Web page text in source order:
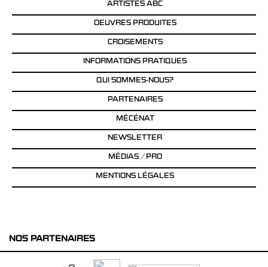
ARTISTES ABC
OEUVRES PRODUITES
CROISEMENTS
INFORMATIONS PRATIQUES
QUI SOMMES-NOUS?
PARTENAIRES
MÉCÉNAT
NEWSLETTER
MÉDIAS / PRO
MENTIONS LÉGALES
NOS PARTENAIRES